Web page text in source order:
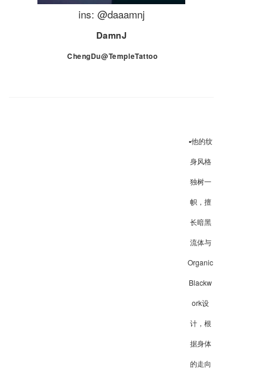
ins: @daaamnj
DamnJ
ChengDu@TempleTattoo
▪️他的纹
身风格
独树一
帜，擅
长暗黑
流体与
Organic
Blackw
ork设
计，根
据身体
的走向